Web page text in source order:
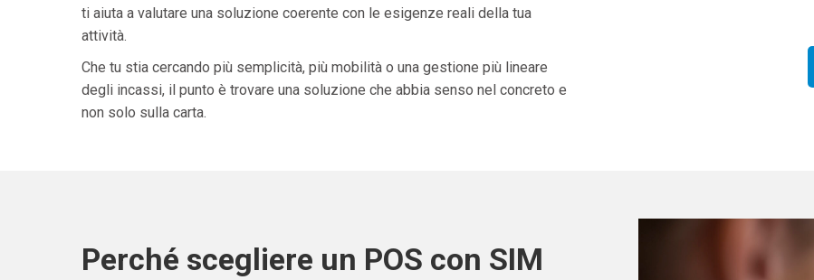
ti aiuta a valutare una soluzione coerente con le esigenze reali della tua
attività.
Che tu stia cercando più semplicità, più mobilità o una gestione più lineare
degli incassi, il punto è trovare una soluzione che abbia senso nel concreto e
non solo sulla carta.
Perché scegliere un POS con SIM